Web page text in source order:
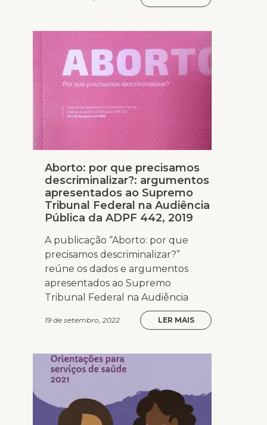
Aborto: por que precisamos
descriminalizar?: argumentos
apresentados ao Supremo
Tribunal Federal na Audiência
Pública da ADPF 442, 2019
A publicação “Aborto: por que
precisamos descriminalizar?”
reúne os dados e argumentos
apresentados ao Supremo
Tribunal Federal na Audiência
19 de setembro, 2022 LER MAIS